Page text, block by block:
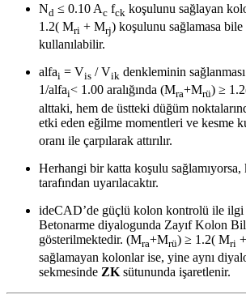
Nd ≤ 0.10 Ac fck koşulunu sağlayan
1.2( Mri + Mrj) koşulunu sağlamasa
kullanılabilir.
alfai = Vis / Vik denkleminin
1/alfai< 1.00 aralığında (Mra+Mrü) ≥
alttaki, hem de üstteki düğüm
etki eden eğilme momentleri ve kesme
oranı ile çarpılarak attırılır.
Herhangi bir katta koşulu
tarafından uyarılacaktır.
ideCAD’de güçlü kolon kontrolü ile
Betonarme diyalogunda Zayıf Kolon
gösterilmektedir. (Mra+Mrü) ≥ 1.2( Mri
sağlamayan kolonlar ise, yine aynı
sekmesinde ZK sütununda işaretlenir.